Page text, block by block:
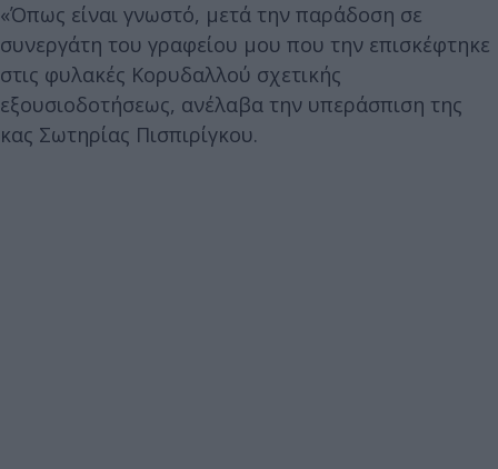
«Όπως είναι γνωστό, μετά την παράδοση σε
συνεργάτη του γραφείου μου που την επισκέφτηκε
στις φυλακές Κορυδαλλού σχετικής
εξουσιοδοτήσεως, ανέλαβα την υπεράσπιση της
κας Σωτηρίας Πισπιρίγκου.